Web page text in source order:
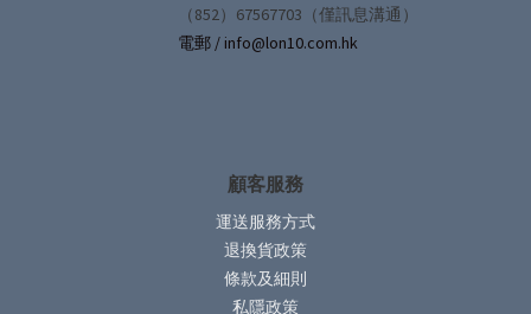
（852）67567703（僅訊息溝通）
電郵 / info@lon10.com.hk
顧客服務
運送服務方式
退換貨政策
條款及細則
私隱政策